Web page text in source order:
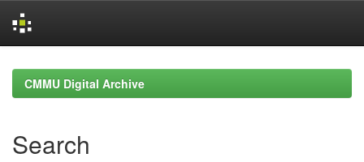
navigationCMMU Digital Archive
Search